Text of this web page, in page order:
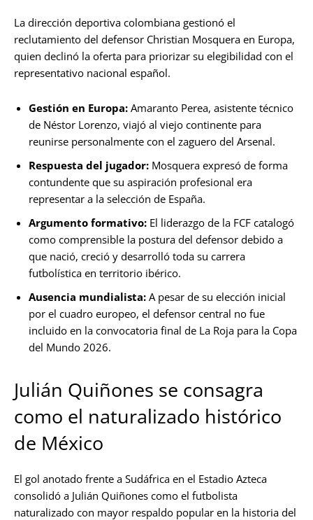
La dirección deportiva colombiana gestionó el
reclutamiento del defensor Christian Mosquera en Europa,
quien declinó la oferta para priorizar su elegibilidad con el
representativo nacional español.
Gestión en Europa: Amaranto Perea, asistente técnico
de Néstor Lorenzo, viajó al viejo continente para
reunirse personalmente con el zaguero del Arsenal.
Respuesta del jugador: Mosquera expresó de forma
contundente que su aspiración profesional era
representar a la selección de España.
Argumento formativo: El liderazgo de la FCF catalogó
como comprensible la postura del defensor debido a
que nació, creció y desarrolló toda su carrera
futbolística en territorio ibérico.
Ausencia mundialista: A pesar de su elección inicial
por el cuadro europeo, el defensor central no fue
incluido en la convocatoria final de La Roja para la Copa
del Mundo 2026.
Julián Quiñones se consagra
como el naturalizado histórico
de México
El gol anotado frente a Sudáfrica en el Estadio Azteca
consolidó a Julián Quiñones como el futbolista
naturalizado con mayor respaldo popular en la historia del